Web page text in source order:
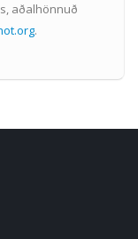
aðalhönnuð
.